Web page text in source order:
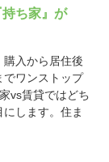
ち家』が
購入から居住後
でワンストップ
vs賃貸ではどち
します。住ま